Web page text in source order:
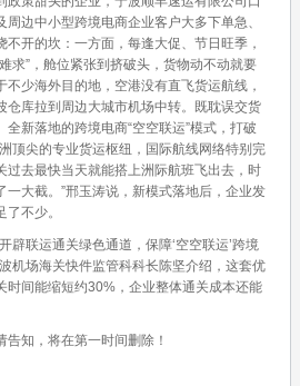
边中小型跨境电商企业客户大多下单急、
开的坎：一方面，每逢大促、节日旺季，
求”，舱位紧张到挤破头，货物动不动就要
少海外目的地，空港没有直飞货运航线，
仓库拉到周边大城市机场中转。既耽误交货
新落地的跨境电商“空空联运”模式，打破
顶尖的专业货运枢纽，国际航线网络特别完
过去最快当天就能搭上洲际航班飞出去，时
一大截。”邢玉涛说，新模式落地后，企业发
不少。
联运通关绿色通道，保障‘空空联运’跨境
机场海关快件监管科科长陈坚介绍，这套优
时间能缩短约30%，企业整体通关成本还能
知，将在第一时间删除！